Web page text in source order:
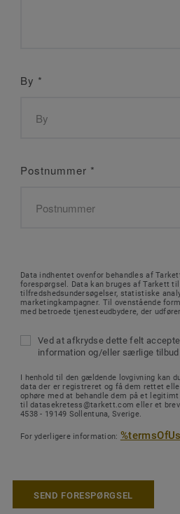
By *
Postnummer *
Data indhentet ovenfor behandles af
forespørgsel. Data kan bruges af Tarkett
tilfredshedsundersøgelser, statistiske
marketingkampagner. Til ovenstående
med betroede tjenesteudbydere, der
Ved at afkrydse dette felt
information og/eller særlige
I henhold til den gældende lovgivning kan
data der er registreret og få dem rettet
ophøre med at behandle dem på et legitimt
til datasekretess@tarkett.com eller et
4538 - 19149 Sollentuna, Sverige.
For yderligere information:
SEND FORESPØRGSEL